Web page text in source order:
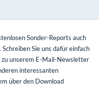
Sonder-Reports auch
Sie uns dafür einfach
zu unserem E-Mail-Newsletter
interessanten
über den Download